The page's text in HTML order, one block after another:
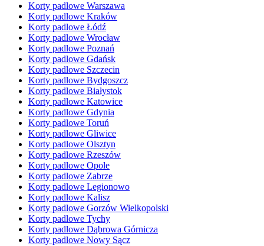
Korty padlowe Warszawa
Korty padlowe Kraków
Korty padlowe Łódź
Korty padlowe Wrocław
Korty padlowe Poznań
Korty padlowe Gdańsk
Korty padlowe Szczecin
Korty padlowe Bydgoszcz
Korty padlowe Białystok
Korty padlowe Katowice
Korty padlowe Gdynia
Korty padlowe Toruń
Korty padlowe Gliwice
Korty padlowe Olsztyn
Korty padlowe Rzeszów
Korty padlowe Opole
Korty padlowe Zabrze
Korty padlowe Legionowo
Korty padlowe Kalisz
Korty padlowe Gorzów Wielkopolski
Korty padlowe Tychy
Korty padlowe Dąbrowa Górnicza
Korty padlowe Nowy Sącz